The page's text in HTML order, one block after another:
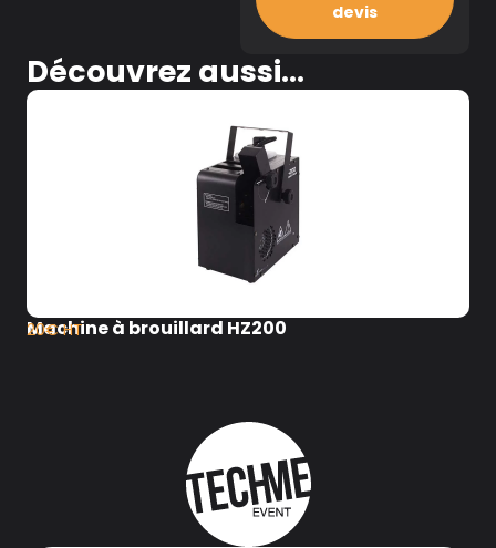
devis
Découvrez aussi...
Machine à brouillard HZ200
20€ HT